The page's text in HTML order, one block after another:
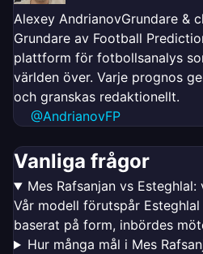
Alexey AndrianovGrundare &
Grundare av Football
plattform för fotbollsanalys
världen över. Varje prognos
och granskas redaktionellt.
@AndrianovFP
Vanliga frågor
Mes Rafsanjan vs Esteghlal:
Vår modell förutspår
baserat på form, inbördes
Hur många mål i Mes